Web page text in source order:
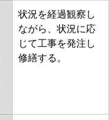
状況を経過観察し
ながら、状況に応
じて工事を発注し
修繕する。